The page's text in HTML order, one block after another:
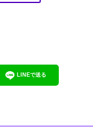
LINEで送る